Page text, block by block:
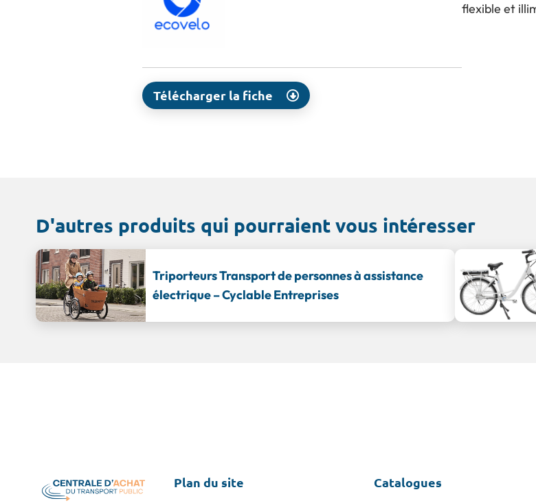
flexible et
Télécharger la fiche
D'autres produits qui pourraient vous intéresser
Triporteurs Transport de personnes à assistance
électrique – Cyclable Entreprises
Plan du site
Catalogues